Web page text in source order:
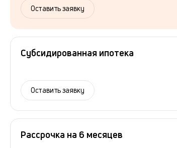
Оставить заявку
Субсидированная ипотека
Оставить заявку
Рассрочка на 6 месяцев